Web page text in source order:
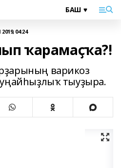
04:24
ҡарамаҫҡа?!
варикоз
тыуҙыра.